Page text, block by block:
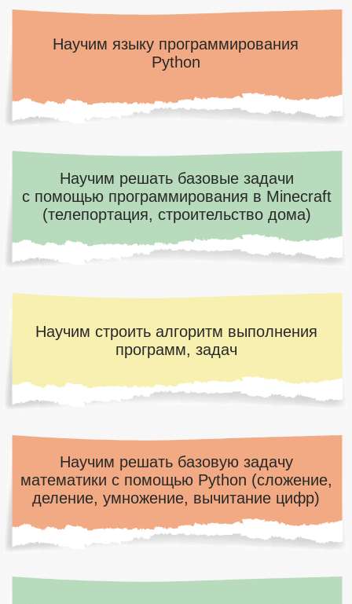
Научим решать базовую задачу
математики с помощью Python (сложение,
Научим понимать и читать код на Python
ПОЧЕМУ НАС ВЫБИРАЮТ
С 2018 ГОДА
Молодые педагоги-фанаты своего предмета
Объясняем темы простым языком
Комфортная дружелюбная атмосфера